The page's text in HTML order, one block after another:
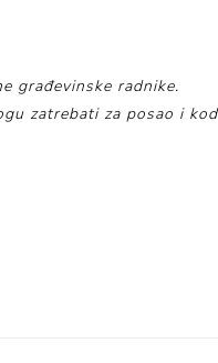
građevinske radnike.
zatrebati za posao i